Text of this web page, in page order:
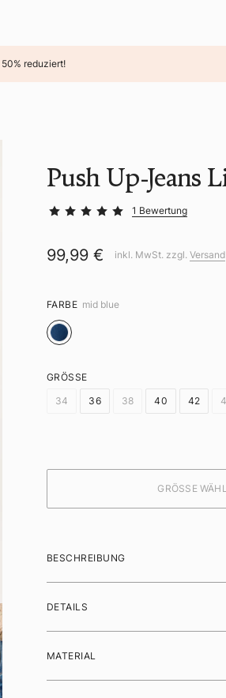
reduziert!
Push Up-Jeans
1 Bewertung
99,99 € inkl. MwSt. zzgl. Versand
FARBE mid blue
GRÖSSE
34
36 38 40 42
BESCHREIBUNG
DETAILS
MATERIAL